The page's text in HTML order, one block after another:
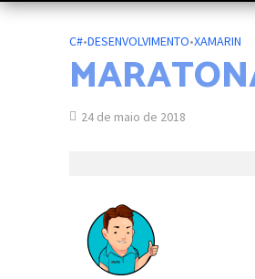
C#•DESENVOLVIMENTO•XAMARIN
24 de maio de 2018